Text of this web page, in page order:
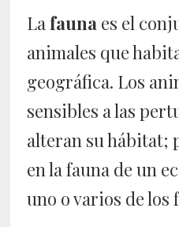
Lafauna es el
animales que
geográfica. Los
sensibles a las
alteran su hábitat;
en la fauna de un
uno o varios de los